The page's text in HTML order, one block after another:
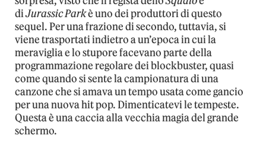
diJurassic Parkè uno dei produttori di questo
sequel. Per una frazione di secondo, tuttavia, si
viene trasportati indietro a un’epoca in cui la
meraviglia e lo stupore facevano parte della
programmazione regolare dei blockbuster, quasi
come quando si sente la campionatura di una
canzone che si amava un tempo usata come gancio
per una nuova hit pop. Dimenticatevi le tempeste.
Questa è una caccia alla vecchia magia del grande
schermo.